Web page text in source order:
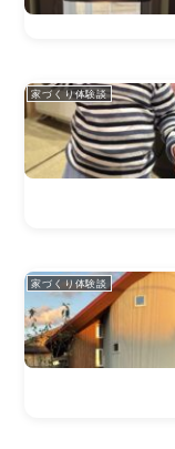
家づくり体験談
家づくり体験談